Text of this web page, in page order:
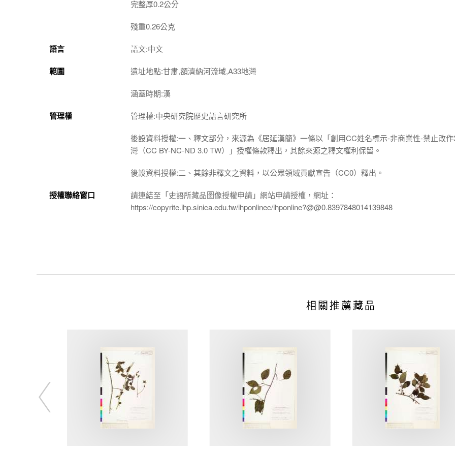
完整厚0.2公分
殘重0.26公克
語言 語文:中文
範圍 遺址地點:甘肅,額濟納河流域,A33地灣
涵蓋時期:漢
管理權 管理權:中央研究院歷史語言研究所
後設資料授權:一、釋文部分，來源為《居延漢簡》一條以「創用CC姓名標示-非商業性-禁止改
灣（CC BY-NC-ND 3.0 TW）」授權條款釋出，其餘來源之釋文權利保留。
後設資料授權:二、其餘非釋文之資料，以公眾領域貢獻宣告（CC0）釋出。
授權聯絡窗口
請連結至「史語所藏品圖像授權申請」網站申請授權，網址：
https://copyrite.ihp.sinica.edu.tw/ihponlinec/ihponline?@@0.8397848014139848
相關推薦藏品